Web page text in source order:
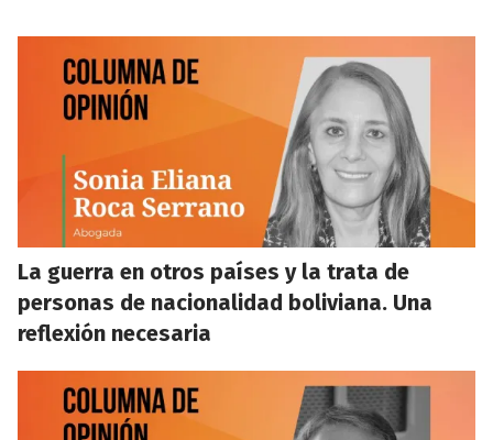
La guerra en otros países y la trata de
personas de nacionalidad boliviana. Una
reflexión necesaria